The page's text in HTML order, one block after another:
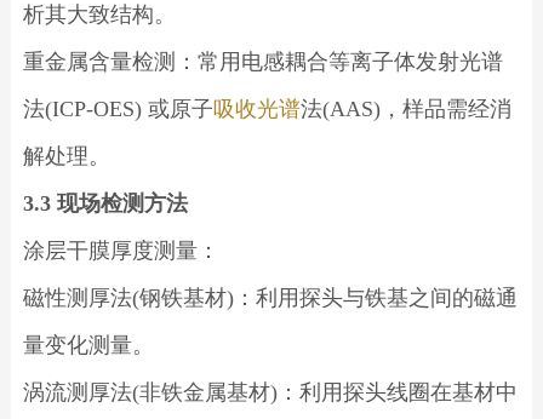
析其大致结构。
重金属含量检测：常用电感耦合等离子体发射光谱
法(ICP-OES) 或原子吸收光谱法(AAS)，样品需经消
解处理。
3.3 现场检测方法
涂层干膜厚度测量：
磁性测厚法(钢铁基材)：利用探头与铁基之间的磁通
量变化测量。
涡流测厚法(非铁金属基材)：利用探头线圈在基材中